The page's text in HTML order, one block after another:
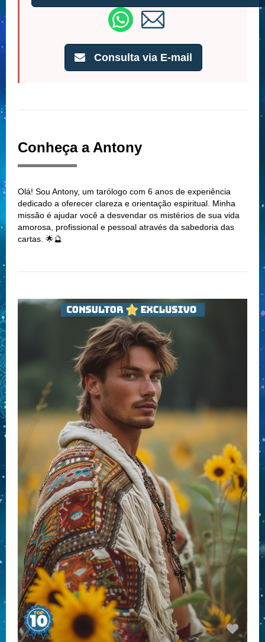
Consulta via E-mail
Conheça a Antony
Olá! Sou Antony, um tarólogo com 6 anos de experiência
dedicado a oferecer clareza e orientação espiritual. Minha
missão é ajudar você a desvendar os mistérios de sua vida
amorosa, profissional e pessoal através da sabedoria das
cartas. 🌟🔮